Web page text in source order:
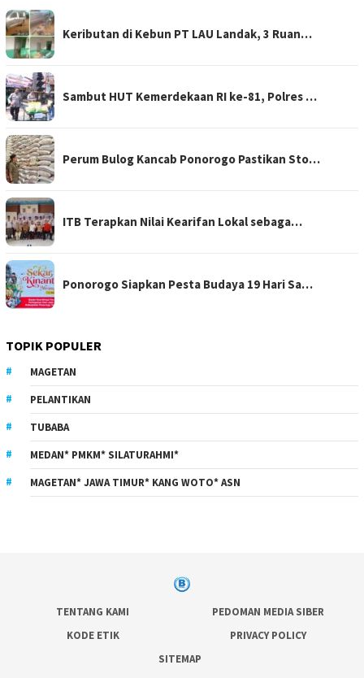
Keributan di Kebun PT LAU Landak, 3 Ruan…
Sambut HUT Kemerdekaan RI ke-81, Polres …
Perum Bulog Kancab Ponorogo Pastikan Sto…
ITB Terapkan Nilai Kearifan Lokal sebaga…
Ponorogo Siapkan Pesta Budaya 19 Hari Sa…
TOPIK POPULER
MAGETAN
PELANTIKAN
TUBABA
MEDAN* PMKM* SILATURAHMI*
MAGETAN* JAWA TIMUR* KANG WOTO* ASN
TENTANG KAMI
PEDOMAN MEDIA SIBER
KODE ETIK
PRIVACY POLICY
SITEMAP